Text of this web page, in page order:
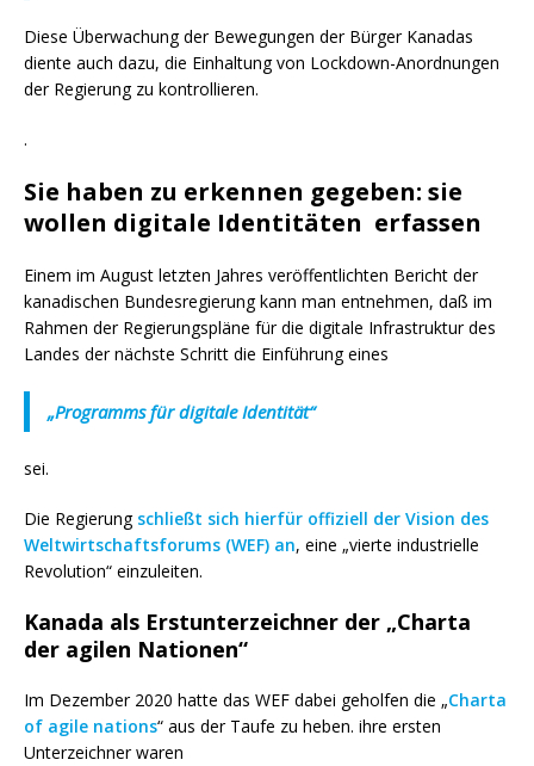
Diese Überwachung der Bewegungen der Bürger Kanadas
diente auch dazu, die Einhaltung von Lockdown-Anordnungen
der Regierung zu kontrollieren.
.
Sie haben zu erkennen gegeben: sie
wollen digitale Identitäten erfassen
Einem im August letzten Jahres veröffentlichten Bericht der
kanadischen Bundesregierung kann man entnehmen, daß im
Rahmen der Regierungspläne für die digitale Infrastruktur des
Landes der nächste Schritt die Einführung eines
„Programms für digitale Identität“
sei.
Die Regierung schließt sich hierfür offiziell der Vision des
Weltwirtschaftsforums (WEF) an, eine „vierte industrielle
Revolution“ einzuleiten.
Kanada als Erstunterzeichner der „Charta
der agilen Nationen“
Im Dezember 2020 hatte das WEF dabei geholfen die „Charta
of agile nations“ aus der Taufe zu heben. ihre ersten
Unterzeichner waren